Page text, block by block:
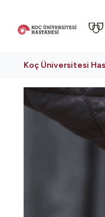
Koç Üniversitesi